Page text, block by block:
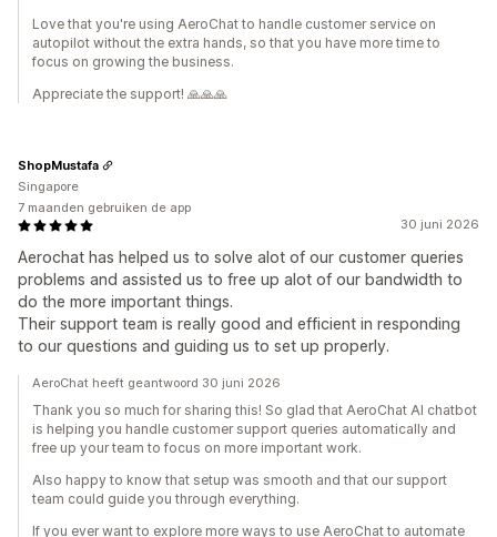
Love that you're using AeroChat to handle customer service on
autopilot without the extra hands, so that you have more time to
focus on growing the business.
Appreciate the support! 🙏🙏🙏
30 juni 2026
Aerochat has helped us to solve alot of our customer queries
problems and assisted us to free up alot of our bandwidth to
do the more important things.
Their support team is really good and efficient in responding
to our questions and guiding us to set up properly.
ShopMustafa
Singapore
7 maanden gebruiken de app
AeroChat heeft geantwoord 30 juni 2026
Thank you so much for sharing this! So glad that AeroChat AI chatbot
is helping you handle customer support queries automatically and
free up your team to focus on more important work.
Also happy to know that setup was smooth and that our support
team could guide you through everything.
If you ever want to explore more ways to use AeroChat to automate